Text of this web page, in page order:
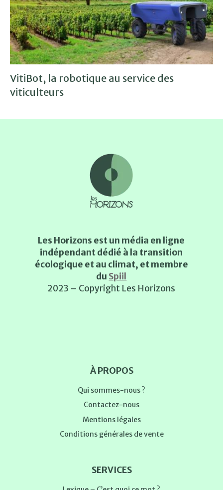
VitiBot, la robotique au service des
viticulteurs
Les Horizons est un média en ligne
indépendant dédié à la transition
écologique et au climat, et membre
du Spiil
2023 – Copyright Les Horizons
À PROPOS
Qui sommes-nous ?
Contactez-nous
Mentions légales
Conditions générales de vente
SERVICES